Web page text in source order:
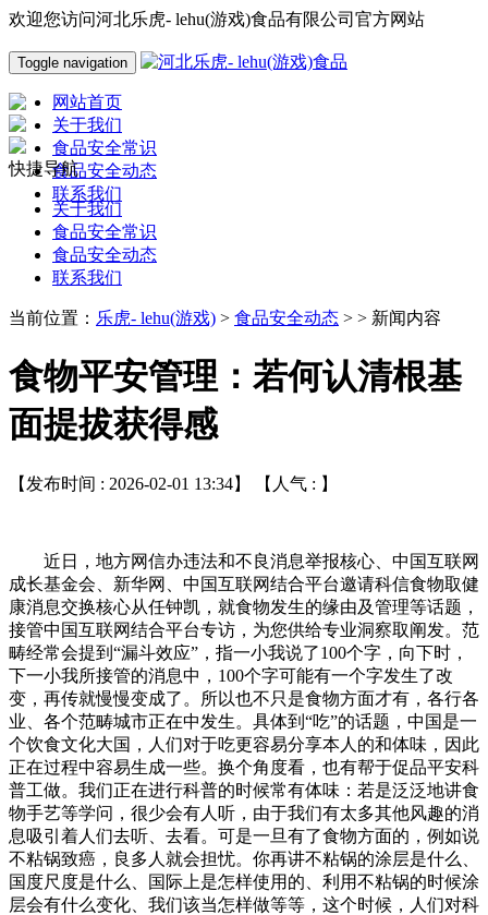
欢迎您访问河北乐虎- lehu(游戏)食品有限公司官方网站
Toggle navigation
网站首页
关于我们
食品安全常识
食品安全动态
联系我们
快捷导航
关于我们
食品安全常识
食品安全动态
联系我们
当前位置： 乐虎- lehu(游戏) > 食品安全动态 > > 新闻内容
食物平安管理：若何认清根基
面提拔获得感
【发布时间 : 2026-02-01 13:34】 【人气 : 】
近日，地方网信办违法和不良消息举报核心、中国互联网
成长基金会、新华网、中国互联网结合平台邀请科信食物取健
康消息交换核心从任钟凯，就食物发生的缘由及管理等话题，
接管中国互联网结合平台专访，为您供给专业洞察取阐发。范
畴经常会提到“漏斗效应”，指一小我说了100个字，向下时，
下一小我所接管的消息中，100个字可能有一个字发生了改
变，再传就慢慢变成了。所以也不只是食物方面才有，各行各
业、各个范畴城市正在中发生。具体到“吃”的话题，中国是一
个饮食文化大国，人们对于吃更容易分享本人的和体味，因此
正在过程中容易生成一些。换个角度看，也有帮于促品平安科
普工做。我们正在进行科普的时候常有体味：若是泛泛地讲食
物手艺等学问，很少会有人听，由于我们有太多其他风趣的消
息吸引着人们去听、去看。可是一旦有了食物方面的，例如说
不粘锅致癌，良多人就会担忧。你再讲不粘锅的涂层是什么、
国度尺度是什么、国际上是怎样使用的、利用不粘锅的时候涂
层会有什么变化、我们该当怎样做等等，这个时候，人们对科